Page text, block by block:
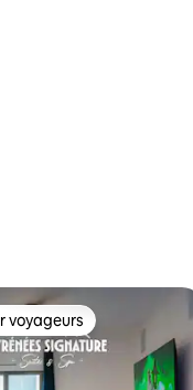
voyageurs
voyageurs